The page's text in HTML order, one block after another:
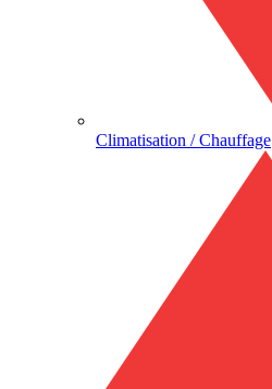
Climatisation / Chauffage